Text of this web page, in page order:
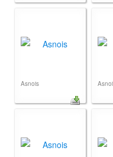
Asnois